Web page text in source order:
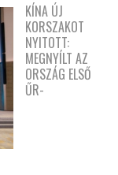
KÍNA ÚJ
KORSZAKOT
NYITOTT:
MEGNYÍLT AZ
ORSZÁG ELSŐ
ŰR-